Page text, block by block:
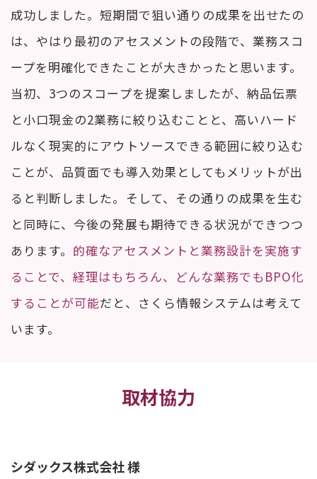
成功しました。短期間で狙い通りの成果を出せたの
は、やはり最初のアセスメントの段階で、業務スコ
ープを明確化できたことが大きかったと思います。
当初、3つのスコープを提案しましたが、納品伝票
と小口現金の2業務に絞り込むことと、高いハード
ルなく現実的にアウトソースできる範囲に絞り込む
ことが、品質面でも導入効果としてもメリットが出
ると判断しました。そして、その通りの成果を生む
と同時に、今後の発展も期待できる状況ができつつ
あります。 的確なアセスメントと業務設計を実施す
ることで、経理はもちろん、どんな業務でもBPO化
することが可能だと、さくら情報システムは考えて
います。
取材協力
シダックス株式会社 様